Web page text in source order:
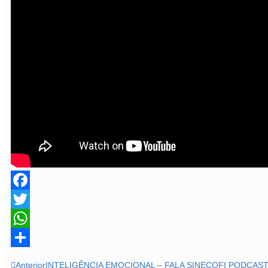
Facebook
Twitter
WhatsApp
AnteriorINTELIGÊNCIA EMOCIONAL – FALA SINECOFI